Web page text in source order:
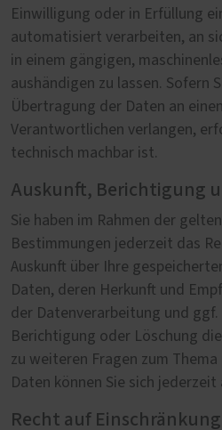
Einwilligung oder in Erfüllung
automatisiert verarbeiten, an
in einem gängigen,
aushändigen zu lassen. Sofern
Übertragung der Daten an
Verantwortlichen verlangen,
technisch machbar ist.
Auskunft, Berichtigung
Sie haben im Rahmen der
Bestimmungen jederzeit das
Auskunft über Ihre
Daten, deren Herkunft und
der Datenverarbeitung und ggf.
Berichtigung oder Löschung
zu weiteren Fragen zum
Daten können Sie sich jederzeit
Recht auf